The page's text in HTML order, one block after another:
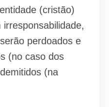
(cristão)
perdoados e
(no caso dos
(na